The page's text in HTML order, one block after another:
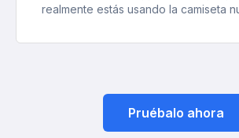
realmente estás usando la camiseta
Pruébalo ahora